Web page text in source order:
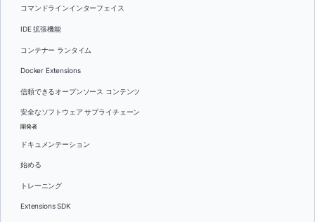
コマンドラインインターフェイス
IDE 拡張機能
コンテナー ランタイム
Docker Extensions
信頼できるオープンソース コンテンツ
安全なソフトウェア サプライチェーン
開発者
ドキュメンテーション
始める
トレーニング
Extensions SDK